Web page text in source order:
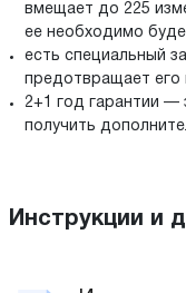
вмещает до 225
ее необходимо
есть специальный
предотвращает его
2+1 год гарантии —
получить
Инструкции и